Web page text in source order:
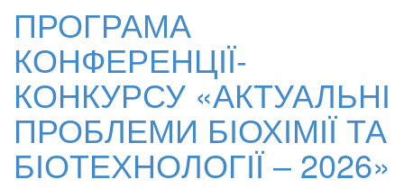
ПРОГРАМА
КОНФЕРЕНЦІЇ-
КОНКУРСУ «АКТУАЛЬНІ
ПРОБЛЕМИ БІОХІМІЇ ТА
БІОТЕХНОЛОГІЇ – 2026»